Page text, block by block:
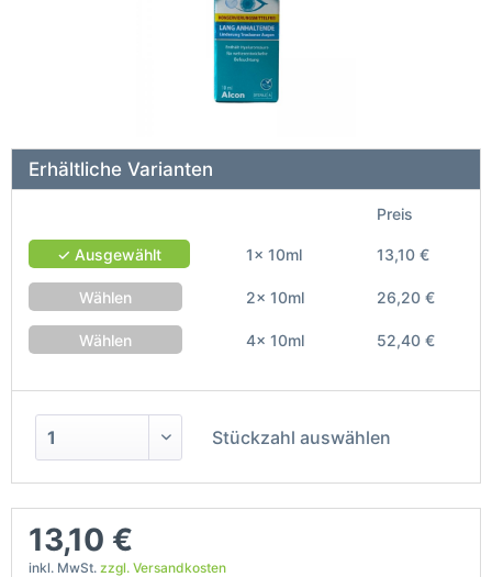
Erhältliche Varianten
Preis
✓ Ausgewählt 1x 10ml 13,10 €
Wählen 2x 10ml 26,20 €
Wählen 4x 10ml 52,40 €
Stückzahl auswählen
13,10 €
inkl. MwSt. zzgl. Versandkosten